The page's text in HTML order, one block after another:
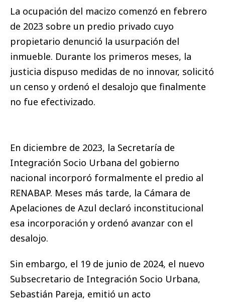
La ocupación del macizo comenzó en febrero
de 2023 sobre un predio privado cuyo
propietario denunció la usurpación del
inmueble. Durante los primeros meses, la
justicia dispuso medidas de no innovar, solicitó
un censo y ordenó el desalojo que finalmente
no fue efectivizado.
En diciembre de 2023, la Secretaría de
Integración Socio Urbana del gobierno
nacional incorporó formalmente el predio al
RENABAP. Meses más tarde, la Cámara de
Apelaciones de Azul declaró inconstitucional
esa incorporación y ordenó avanzar con el
desalojo.
Sin embargo, el 19 de junio de 2024, el nuevo
Subsecretario de Integración Socio Urbana,
Sebastián Pareja, emitió un acto